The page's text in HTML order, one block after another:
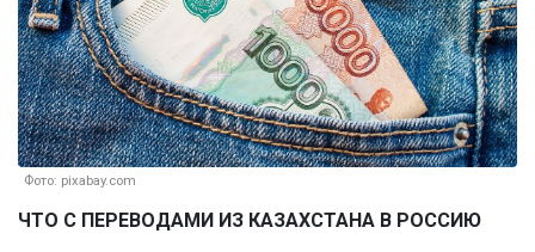
Фото: pixabay.com
ЧТО С ПЕРЕВОДАМИ ИЗ КАЗАХСТАНА В РОССИЮ